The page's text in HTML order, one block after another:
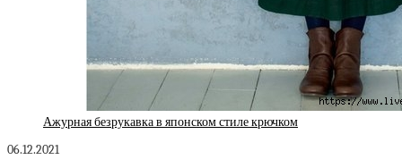
Ажурная безрукавка в японском стиле крючком
06.12.2021